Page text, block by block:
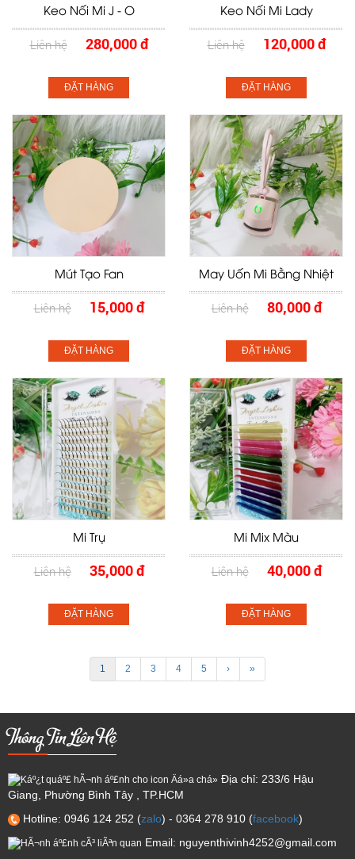
Keo Nối Mi J - O
Liên hệ 280,000 đ
ĐẶT HÀNG
Keo Nối Mi Lady
Liên hệ 120,000 đ
ĐẶT HÀNG
Mút Tạo Fan
Liên hệ 15,000 đ
ĐẶT HÀNG
May Uốn Mi Bằng Nhiệt
Liên hệ 80,000 đ
ĐẶT HÀNG
Mi Trụ
Liên hệ 35,000 đ
ĐẶT HÀNG
Mi Mix Màu
Liên hệ 40,000 đ
ĐẶT HÀNG
1 2 3 4 5 › »
Thông Tin Liên Hệ
Địa chỉ: 233/6 Hậu
Giang, Phường Bình Tây , TP.HCM
Hotline: 0946 124 252 (zalo) - 0364 278 910 (facebook)
Email: nguyenthivinh4252@gmail.com